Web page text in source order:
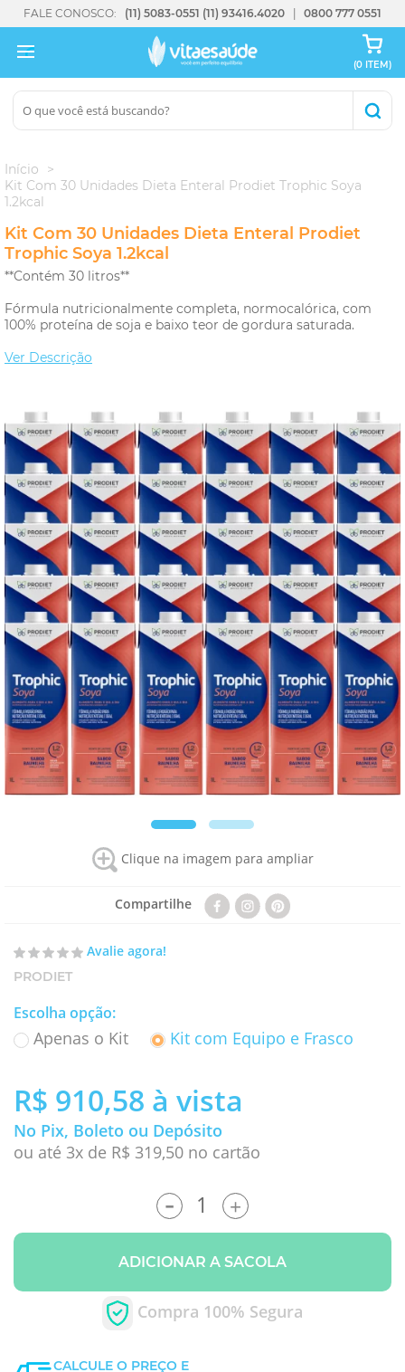
FALE CONOSCO: (11) 5083-0551 (11) 93416.4020 0800 777 0551
(0 ITEM)
Início
Kit Com 30 Unidades Dieta Enteral Prodiet Trophic Soya
1.2kcal
Kit Com 30 Unidades Dieta Enteral Prodiet
Trophic Soya 1.2kcal
**Contém 30 litros**
Fórmula nutricionalmente completa, normocalórica, com
100% proteína de soja e baixo teor de gordura saturada.
Ver Descrição
Clique na imagem para ampliar
Compartilhe
Avalie agora!
PRODIET
Escolha opção:
Apenas o Kit Kit com Equipo e Frasco
R$ 910,58 à vista
No Pix, Boleto ou Depósito
ou até 3x de R$ 319,50 no cartão
- +
ADICIONAR A SACOLA
Compra 100% Segura
CALCULE O PREÇO E